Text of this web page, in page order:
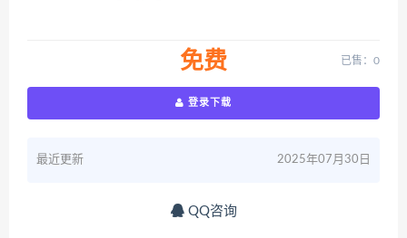
免费 已售：0
登录下载
最近更新 2025年07月30日
QQ咨询